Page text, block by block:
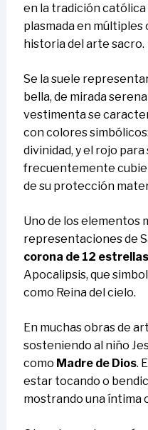
en la tradición católica
plasmada en múltiples
historia del arte sacro.
Se la suele
bella, de mirada
vestimenta se
con colores
divinidad, y el rojo para
frecuentemente
de su protección
Uno de los elementos
representaciones de
corona de 12 estrellas
Apocalipsis, que
como Reina del cielo.
En muchas obras de
sosteniendo al niño
como Madre de Dios.
estar tocando o
mostrando una íntima